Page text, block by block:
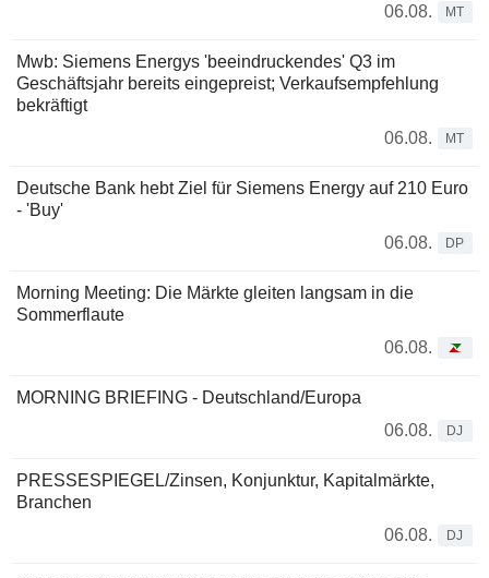
06.08.
MT
Mwb: Siemens Energys 'beeindruckendes' Q3 im
Geschäftsjahr bereits eingepreist; Verkaufsempfehlung
bekräftigt
06.08.
MT
Deutsche Bank hebt Ziel für Siemens Energy auf 210 Euro
- 'Buy'
06.08.
DP
Morning Meeting: Die Märkte gleiten langsam in die
Sommerflaute
06.08.
MORNING BRIEFING - Deutschland/Europa
06.08.
DJ
PRESSESPIEGEL/Zinsen, Konjunktur, Kapitalmärkte,
Branchen
06.08.
DJ